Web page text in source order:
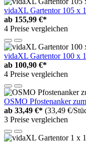
vidaXL Gartentor 105 x
ab 155,99 €*
4 Preise vergleichen
vidaXL Gartentor 100 x
ab 100,90 €*
4 Preise vergleichen
OSMO Pfostenanker
ab 33,49 €* (33,49 €/
3 Preise vergleichen